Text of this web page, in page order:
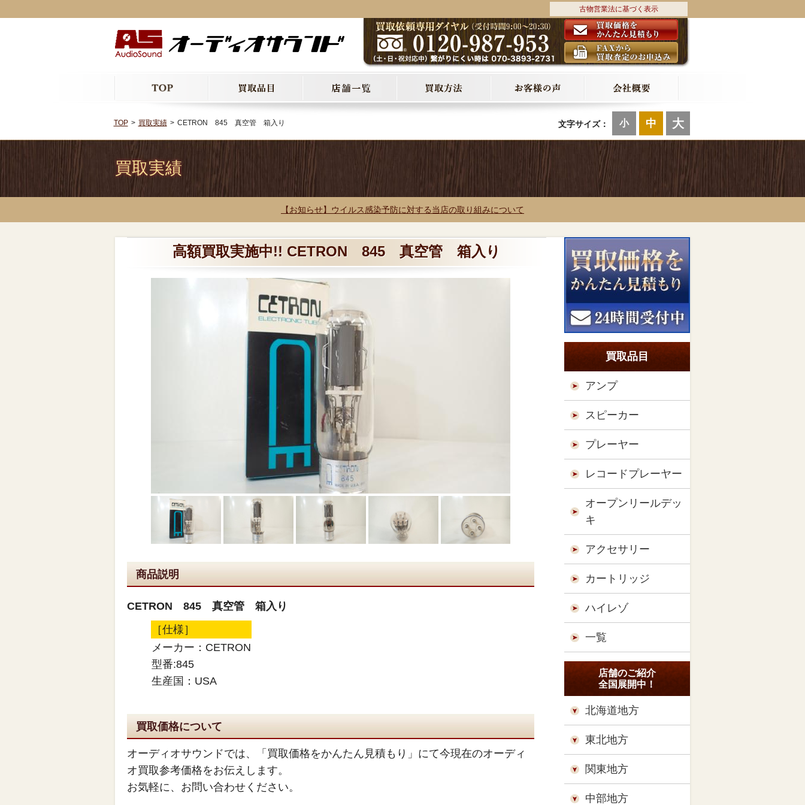
古物営業法に基づく表示
文字サイズ： 小 中 大
TOP 買取実績 CETRON 845 真空管 箱入り
買取実績
【お知らせ】ウイルス感染予防に対する当店の取り組みについて
高額買取実施中!! CETRON 845 真空管 箱入り
商品説明
CETRON 845 真空管 箱入り
［仕様］
メーカー：CETRON
型番:845
生産国：USA
買取価格について
オーディオサウンドでは、「買取価格をかんたん見積もり」にて今現在のオーディ
オ買取参考価格をお伝えします。
お気軽に、お問い合わせください。
買取品目
アンプ
スピーカー
プレーヤー
レコードプレーヤー
オープンリールデッ
キ
アクセサリー
カートリッジ
ハイレゾ
一覧
店舗のご紹介
全国展開中！
北海道地方
東北地方
関東地方
中部地方